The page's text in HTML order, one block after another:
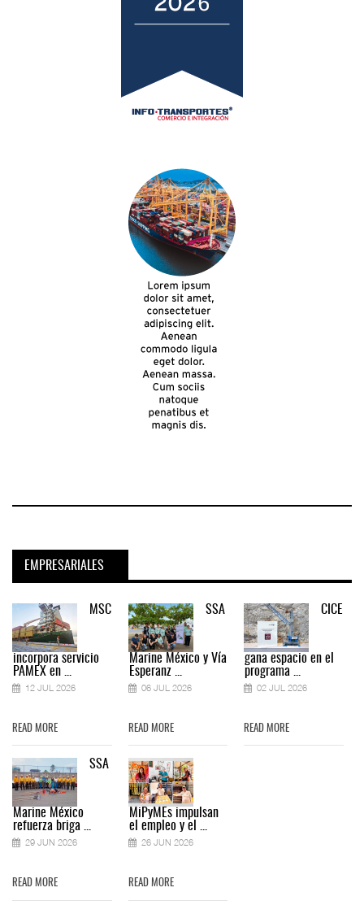
EMPRESARIALES
MSC
incorpora servicio
PAMEX en ...
12 JUL 2026
READ MORE
SSA
Marine México
refuerza briga ...
29 JUN 2026
READ MORE
SSA
Marine México y Vía
Esperanz ...
06 JUL 2026
READ MORE
MiPyMEs impulsan
el empleo y el ...
26 JUN 2026
READ MORE
CICE
gana espacio en el
programa ...
02 JUL 2026
READ MORE